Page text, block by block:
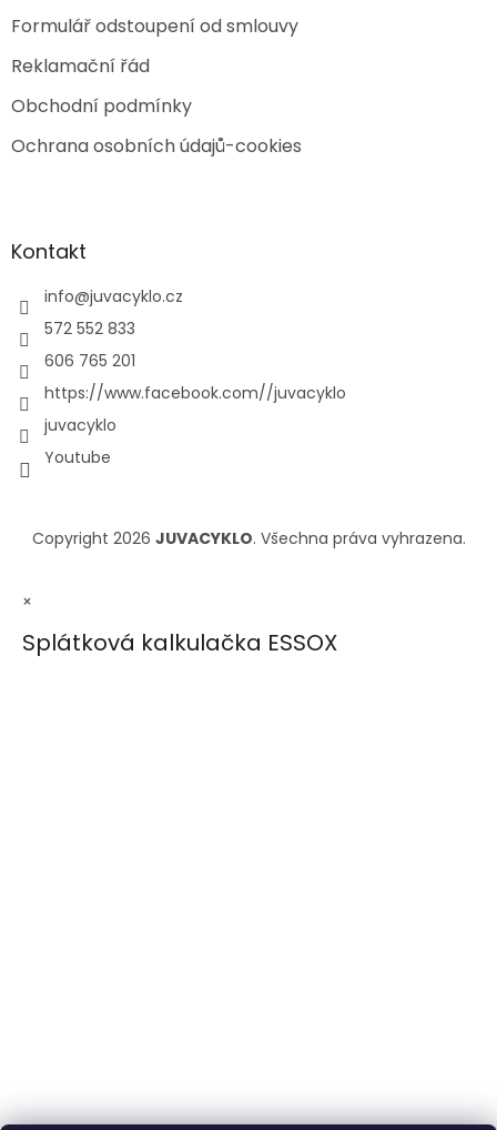
Formulář odstoupení od smlouvy
Reklamační řád
Obchodní podmínky
Ochrana osobních údajů-cookies
Kontakt
info@juvacyklo.cz
572 552 833
606 765 201
https://www.facebook.com//juvacyklo
juvacyklo
Youtube
Copyright 2026 JUVACYKLO. Všechna práva vyhrazena.
×
Splátková kalkulačka ESSOX